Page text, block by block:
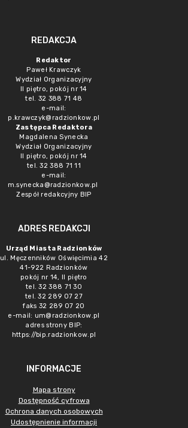
REDAKCJA
Redaktor
Paweł Krawczyk
Wydział Organizacyjny
II piętro, pokój nr 14
tel. 32 388 71 48
e-mail:
p.krawczyk@radzionkow.pl
Zastępca Redaktora
Magdalena Synecka
Wydział Organizacyjny
II piętro, pokój nr 14
tel. 32 388 71 11
e-mail:
m.synecka@radzionkow.pl
Zespół redakcyjny BIP
ADRES REDAKCJI
Urząd Miasta Radzionków
ul. Męczenników Oświęcimia 42
41-922 Radzionków
pokój nr 14, II piętro
tel. 32 388 71 30
tel. 32 289 07 27
faks 32 289 07 20
e-mail: um@radzionkow.pl
adres strony BIP:
https://bip.radzionkow.pl
INFORMACJE
Mapa strony
Dostępność cyfrowa
Ochrona danych osobowych
Udostępnienie informacji